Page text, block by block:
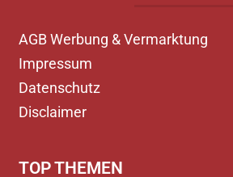
AGB Werbung & Vermarktung
Impressum
Datenschutz
Disclaimer
TOP THEMEN